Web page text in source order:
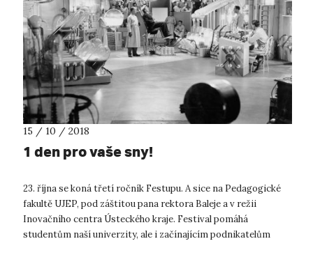
15 / 10 / 2018
1 den pro vaše sny!
23. října se koná třetí ročník Festupu. A sice na Pedagogické
fakultě UJEP, pod záštitou pana rektora Baleje a v režii
Inovačního centra Ústeckého kraje. Festival pomáhá
studentům naší univerzity, ale i začínajícím podnikatelům